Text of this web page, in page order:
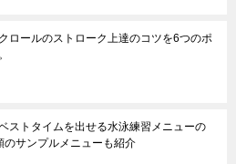
ロールのストローク上達のコツを6つのポ
ストタイムを出せる水泳練習メニューの
のサンプルメニューも紹介